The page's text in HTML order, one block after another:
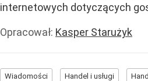
internetowych dotyczących
Opracował: Kasper Starużyk
Wiadomości Handel i usługi